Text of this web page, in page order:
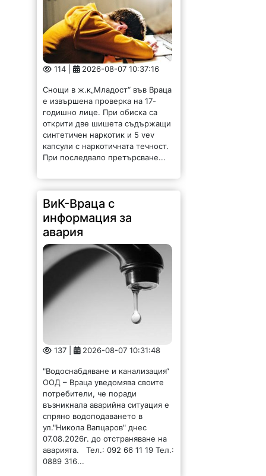
114 | 2026-08-07 10:37:16
Снощи в ж.к„Младост“ във Враца
е извършена проверка на 17-
открити две шишета съдържащи
синтетичен наркотик и 5 vev
капсули с наркотичната течност.
При последвало претърсване...
информация за
авария
2026-08-07 10:31:48
ООД – Враца уведомява своите
възникнала аварийна ситуация е
спряно водоподаването в
ул."Никола Вапцаров" днес
07.08.2026г. до отстраняване на
аварията. Тел.: 092 66 11 19 Тел.:
0889 316...